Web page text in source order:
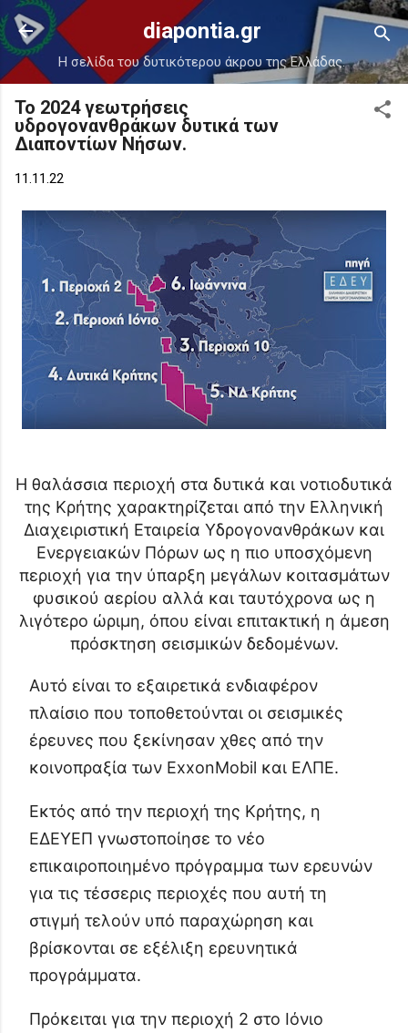
Μετάβαση στο κύριο περιεχόμενο
diapontia.gr
Η σελίδα του δυτικότερου άκρου της Ελλάδας.
Το 2024 γεωτρήσεις
υδρογονανθράκων δυτικά των
Διαποντίων Νήσων.
11.11.22
Η θαλάσσια περιοχή στα δυτικά και νοτιοδυτικά
της Κρήτης χαρακτηρίζεται από την Ελληνική
Διαχειριστική Εταιρεία Υδρογονανθράκων και
Ενεργειακών Πόρων ως η πιο υποσχόμενη
περιοχή για την ύπαρξη μεγάλων κοιτασμάτων
φυσικού αερίου αλλά και ταυτόχρονα ως η
λιγότερο ώριμη, όπου είναι επιτακτική η άμεση
πρόσκτηση σεισμικών δεδομένων.
Αυτό είναι το εξαιρετικά ενδιαφέρον
πλαίσιο που τοποθετούνται οι σεισμικές
έρευνες που ξεκίνησαν χθες από την
κοινοπραξία των ExxonMobil και ΕΛΠΕ.
Εκτός από την περιοχή της Κρήτης, η
ΕΔΕΥΕΠ γνωστοποίησε το νέο
επικαιροποιημένο πρόγραμμα των ερευνών
για τις τέσσερις περιοχές που αυτή τη
στιγμή τελούν υπό παραχώρηση και
βρίσκονται σε εξέλιξη ερευνητικά
προγράμματα.
Πρόκειται για την περιοχή 2 στο Ιόνιο